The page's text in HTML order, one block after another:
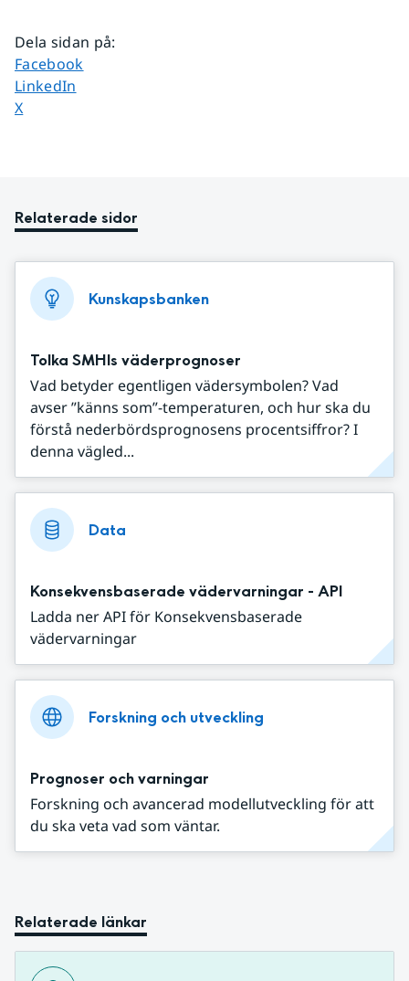
Dela sidan på:
Dela sidan på
Facebook
Dela sidan på
LinkedIn
Dela sidan på
X
Relaterade sidor
Kunskapsbanken
Tolka SMHIs väderprognoser
Vad betyder egentligen vädersymbolen? Vad
avser ”känns som”-temperaturen, och hur ska du
förstå nederbördsprognosens procentsiffror? I
denna vägled...
Data
Konsekvensbaserade vädervarningar - API
Ladda ner API för Konsekvensbaserade
vädervarningar
Forskning och utveckling
Prognoser och varningar
Forskning och avancerad modellutveckling för att
du ska veta vad som väntar.
Relaterade länkar